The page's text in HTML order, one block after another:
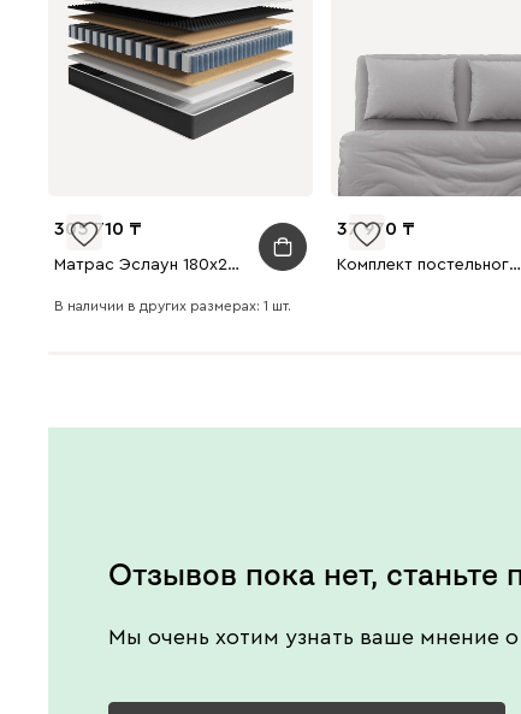
305 710
Матрас Эслаун 180x200
В наличии в других размерах: 1 шт.
37 970
Комплект постельного белья Миксуй евро Серый
Отзывов пока нет, станьте
Мы очень хотим узнать ваше мнение